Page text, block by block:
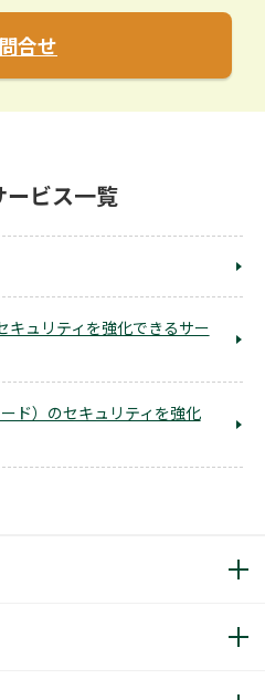
合せ
ビス一覧
キュリティを強化できるサー
ド）のセキュリティを強化